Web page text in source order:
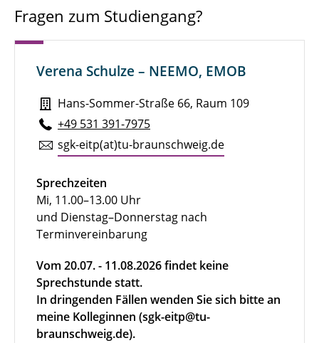
Quantum Technologies in Electrical and
Computer Engineering
Solar System Physics
Prüfungen
Fächerübergreifende Dokumente
Hands-On-Xperience Elektrotechnik
Fragen zum Studiengang?
Verena Schulze – NEEMO, EMOB
Hans-Sommer-Straße 66, Raum 109
+49 531 391-7975
sgk-eitp(at)tu-braun­schweig.de
Sprechzeiten
Mi, 11.00–13.00 Uhr
und Dienstag–Donnerstag nach
Terminvereinbarung
Vom 20.07. - 11.08.2026 findet keine
Sprechstunde statt.
In dringenden Fällen wenden Sie sich bitte an
meine Kolleginnen (sgk-eitp@tu-
braunschweig.de).